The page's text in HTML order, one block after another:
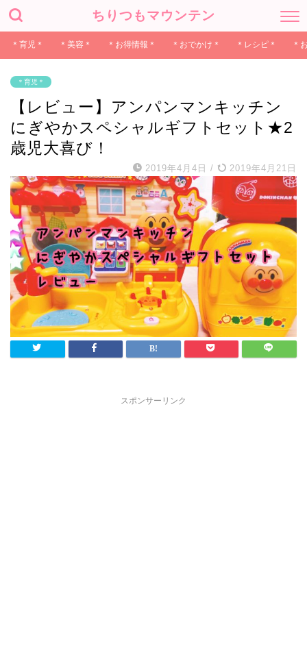
ちりつもマウンテン
＊育児＊ ＊美容＊ ＊お得情報＊ ＊おでかけ＊ ＊レシピ＊ ＊
＊育児＊
【レビュー】アンパンマンキッチン
にぎやかスペシャルギフトセット★2
歳児大喜び！
2019年4月4日 / 2019年4月21日
スポンサーリンク